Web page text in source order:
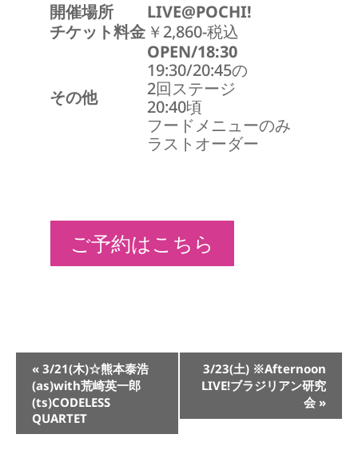
開催場所
LIVE@POCHI!
チケット料金 ￥2,860-税込
その他
OPEN/18:30
19:30/20:45の
2回ステージ
20:40頃
フードメニューのみ
ラストオーダー
ご予約はこちら
イ
ベ
ン
ト
ナ
« 3/21(木)☆熊本泰浩
(as)with荒崎英一郎
(ts)CODELESS
QUARTET
3/23(土) ※Afternoon
LIVE!ブラジリアン研究
会 »